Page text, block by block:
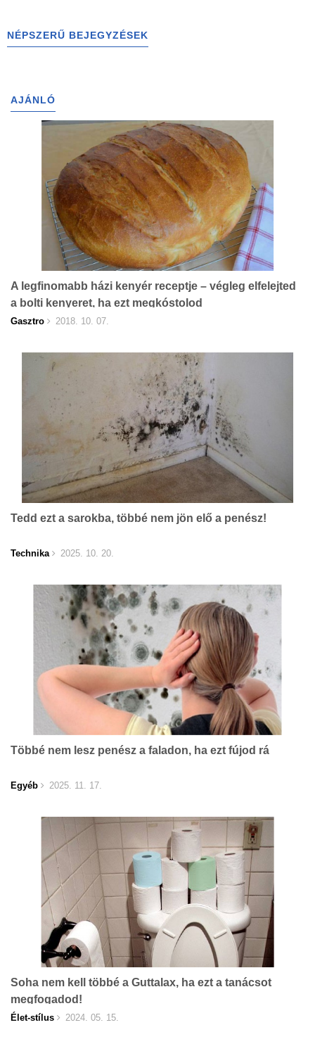
NÉPSZERŰ BEJEGYZÉSEK
AJÁNLÓ
A legfinomabb házi kenyér receptje – végleg elfelejted
a bolti kenyeret, ha ezt megkóstolod
Gasztro 2018. 10. 07.
Tedd ezt a sarokba, többé nem jön elő a penész!
Technika 2025. 10. 20.
Többé nem lesz penész a faladon, ha ezt fújod rá
Egyéb 2025. 11. 17.
Soha nem kell többé a Guttalax, ha ezt a tanácsot
megfogadod!
Élet-stílus 2024. 05. 15.